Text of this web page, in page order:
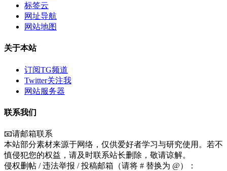
标签云
网址导航
网站地图
关于本站
订阅TG频道
Twitter关注我
网站服务器
联系我们
📧请邮箱联系
本站部分素材来源于网络，仅供爱好者学习与研究使用。若不
慎侵犯您的权益，请及时联系站长删除，敬请谅解。
侵权删帖 / 违法举报 / 投稿邮箱（请将 # 替换为 @）：